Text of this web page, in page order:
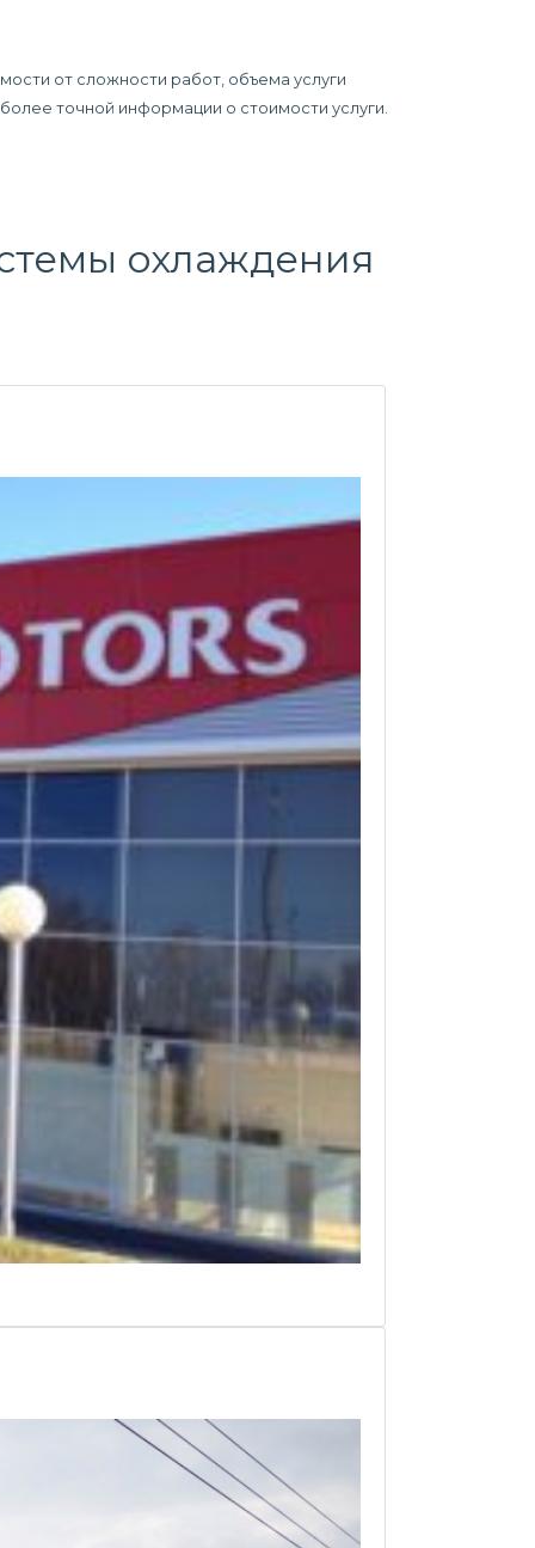
от сложности работ, объема услуги
точной информации о стоимости услуги.
охлаждения